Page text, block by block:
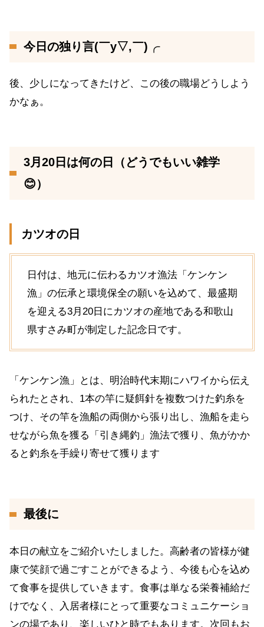
今日の独り言(￣y▽,￣)╭
後、少しになってきたけど、この後の職場どうしよう
かなぁ。
3月20日は何の日（どうでもいい雑学
😊）
カツオの日
日付は、地元に伝わるカツオ漁法「ケンケン
漁」の伝承と環境保全の願いを込めて、最盛期
を迎える3月20日にカツオの産地である和歌山
県すさみ町が制定した記念日です。
「ケンケン漁」とは、明治時代末期にハワイから伝え
られたとされ、1本の竿に疑餌針を複数つけた釣糸を
つけ、その竿を漁船の両側から張り出し、漁船を走ら
せながら魚を獲る「引き縄釣」漁法で獲り、魚がかか
ると釣糸を手繰り寄せて獲ります
最後に
本日の献立をご紹介いたしました。高齢者の皆様が健
康で笑顔で過ごすことができるよう、今後も心を込め
て食事を提供していきます。食事は単なる栄養補給だ
けでなく、入居者様にとって重要なコミュニケーショ
ンの場であり、楽しいひと時でもあります。次回もお